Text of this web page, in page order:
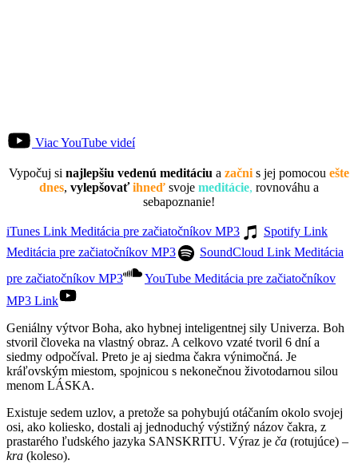
Viac YouTube videí
Vypočuj si najlepšiu vedenú meditáciu a začni s jej pomocou ešte
dnes, vylepšovať ihneď svoje meditácie, rovnováhu a
sebapoznanie!
iTunes Link Meditácia pre začiatočníkov MP3
Spotify Link
Meditácia pre začiatočníkov MP3
SoundCloud Link Meditácia
pre začiatočníkov MP3
YouTube Meditácia pre začiatočníkov
MP3 Link
Geniálny výtvor Boha, ako hybnej inteligentnej sily Univerza. Boh
stvoril človeka na vlastný obraz. A celkovo vzaté tvoril 6 dní a
siedmy odpočíval. Preto je aj siedma čakra výnimočná. Je
kráľovským miestom, spojnicou s nekonečnou životodarnou silou
menom LÁSKA.
Existuje sedem uzlov, a pretože sa pohybujú otáčaním okolo svojej
osi, ako koliesko, dostali aj jednoduchý výstižný názov čakra, z
prastarého ľudského jazyka SANSKRITU. Výraz je ča (rotujúce) –
kra (koleso).